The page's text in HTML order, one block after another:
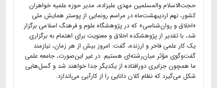
حجت‌الاسلام والمسلمین مهدی علیزاده، مدیر حوزه علمیه خواهران
کشور، نهم اردیبهشت‌ماه در مراسم رونمایی از پوستر همایش ملی
«اخلاق و روان‌شناسی» که در پژوهشگاه علوم و فرهنگ اسلامی برگزار
شد، با تقدیر از پژوهشکده اخلاق و معنویت برای اهتمام به برگزاری
یک کار علمی فاخر و ارزنده، گفت: امروز بیش از هر زمان، نیازمند
گفت‌وگوی مؤثر میان‌رشته‌ای هستیم. در غیر این‌صورت، جامعه علمی
ما همچون جزایری دورافتاده از یکدیگر جدا خواهند شد و گسل‌هایی
شکل می‌گیرد که نظام کلان دانایی را از کارآیی می‌اندازد.